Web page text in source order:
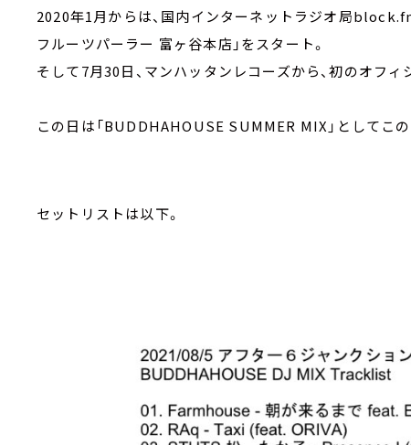
2020年1月からは、国内インターネットラジオ局
フルーツパーラー 富ヶ谷本店」をスタート。
そして7月30日、マンハッタンレコーズから、初のオフ
この日は「BUDDHAHOUSE SUMMER MIX」としてこ
セットリストは以下。